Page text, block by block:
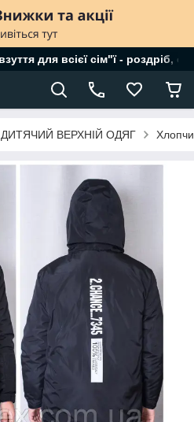
для всієї сім"ї - роздріб,
ДИТЯЧИЙ ВЕРХНІЙ ОДЯГ